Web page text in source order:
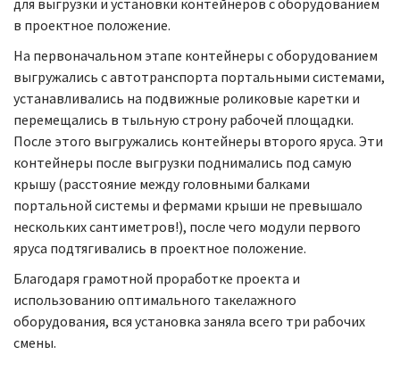
в проектное положение.
На первоначальном этапе контейнеры с оборудованием
выгружались с автотранспорта портальными системами,
устанавливались на подвижные роликовые каретки и
перемещались в тыльную строну рабочей площадки.
После этого выгружались контейнеры второго яруса. Эти
контейнеры после выгрузки поднимались под самую
крышу (расстояние между головными балками
портальной системы и фермами крыши не превышало
нескольких сантиметров!), после чего модули первого
яруса подтягивались в проектное положение.
Благодаря грамотной проработке проекта и
использованию оптимального такелажного
оборудования, вся установка заняла всего три рабочих
смены.